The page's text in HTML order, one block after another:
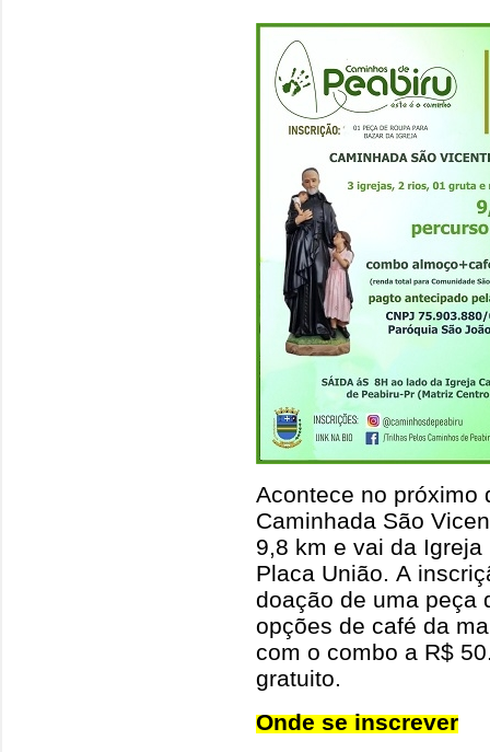
Acontece no próximo
Caminhada São
9,8 km e vai da
Placa União. A
doação de uma peça
opções de café da
com o combo a R$
gratuito.
Onde se inscrever